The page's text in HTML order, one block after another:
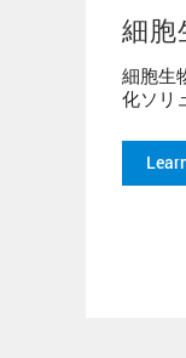
細胞
細胞生
化ソリ